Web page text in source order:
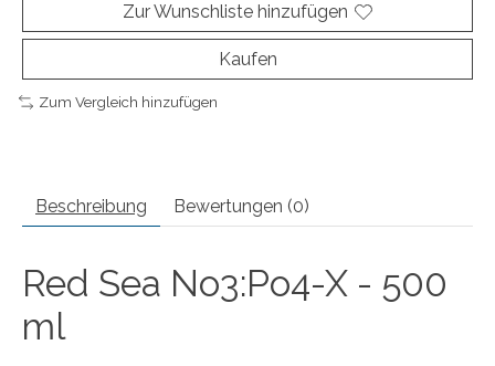
Zur Wunschliste hinzufügen
Kaufen
Zum Vergleich hinzufügen
Beschreibung Bewertungen (0)
Red Sea No3:Po4-X - 500
ml